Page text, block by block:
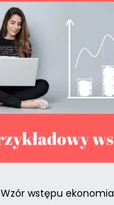
Wzór wstępu ekonomia